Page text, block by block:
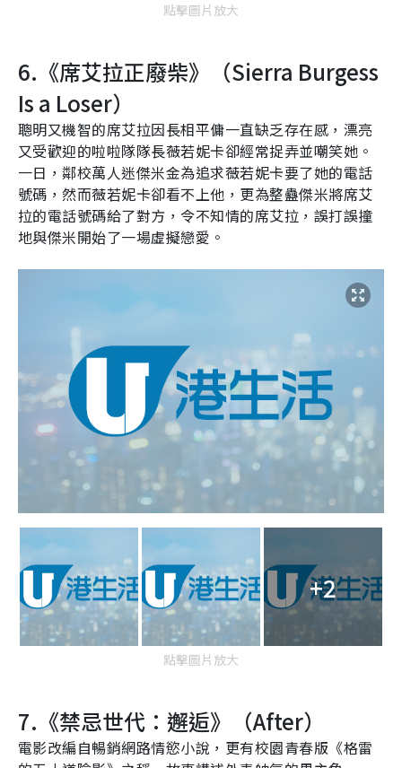
點擊圖片放大
6. 《席艾拉正廢柴》（Sierra Burgess
Is a Loser）
聰明又機智的席艾拉因長相平傭一直缺乏存在感，漂亮
又受歡迎的啦啦隊隊長薇若妮卡卻經常捉弄並嘲笑她。
一日，鄰校萬人迷傑米金為追求薇若妮卡要了她的電話
號碼，然而薇若妮卡卻看不上他，更為整蠱傑米將席艾
拉的電話號碼給了對方，令不知情的席艾拉，誤打誤撞
地與傑米開始了一場虛擬戀愛。
+2
點擊圖片放大
7. 《禁忌世代：邂逅》（After）
電影改編自暢銷網路情慾小說，更有校園青春版《格雷